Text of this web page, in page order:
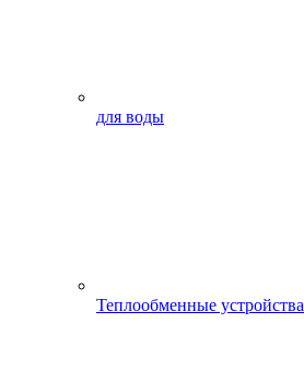
для воды
Теплообменные устройства